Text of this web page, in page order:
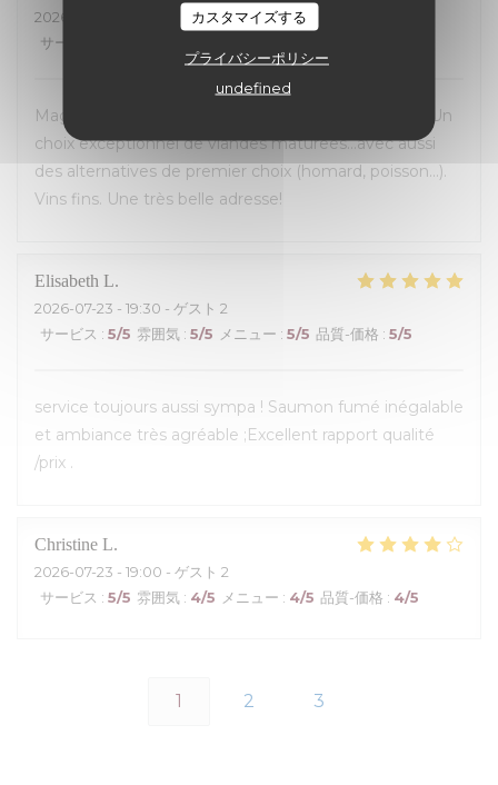
カスタマイズする
プライバシーポリシー
undefined
2026-07-23
- 19:30 - ゲスト 5
サービス
Magnifique découverte! Accueil et service parfaits! Un
choix exceptionnel de viandes maturees...avec aussi
des alternatives de premier choix (homard, poisson...).
Vins fins. Une très belle adresse!
Elisabeth L
2026-07-23 - 19:30 - ゲスト 2
サービス : 5/5 雰囲気 : 5/5 メニュー : 5/5 品質-価格 : 5/5
service toujours aussi sympa ! Saumon fumé inégalable
et ambiance très agréable ;Excellent rapport qualité
/prix .
Christine L
2026-07-23 - 19:00 - ゲスト 2
サービス : 5/5 雰囲気 : 4/5 メニュー : 4/5 品質-価格 : 4/5
1 2 3